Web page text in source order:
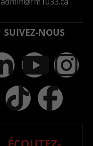
SUIVEZ-NOUS